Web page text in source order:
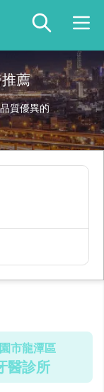
薦
質優異的
市龍潭區
醫診所